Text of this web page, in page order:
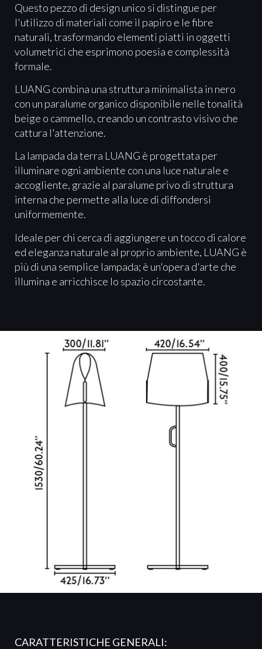
Questo pezzo di design unico si distingue per
l'utilizzo di materiali come il papiro e le fibre
naturali, trasformando elementi piatti in oggetti
volumetrici che esprimono poesia e complessità
formale.
LUANG combina una struttura minimalista in nero
con un paralume organico disponibile nelle tonalità
beige o cammello, creando un contrasto visivo che
cattura l'attenzione.
La lampada da terra LUANG è progettata per
illuminare ogni ambiente con una luce naturale e
accogliente, grazie al paralume privo di struttura
interna che permette alla luce di diffondersi
uniformemente.
Ideale per chi cerca di aggiungere un tocco di calore
ed eleganza naturale al proprio ambiente, LUANG è
più di una semplice lampada; è un'opera d'arte che
illumina e arricchisce lo spazio circostante.
CARATTERISTICHE GENERALI: